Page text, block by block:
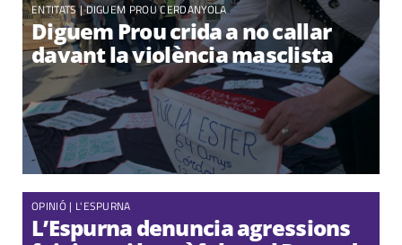
ENTITATS|DIGUEM PROU CERDANYOLA
Diguem Prou crida a no callar
davant la violència masclista
ENTITATS|
Castellers de Cerdanyola : La
OPINIÓ | L'ESPURNA
L’Espurna denuncia agressions